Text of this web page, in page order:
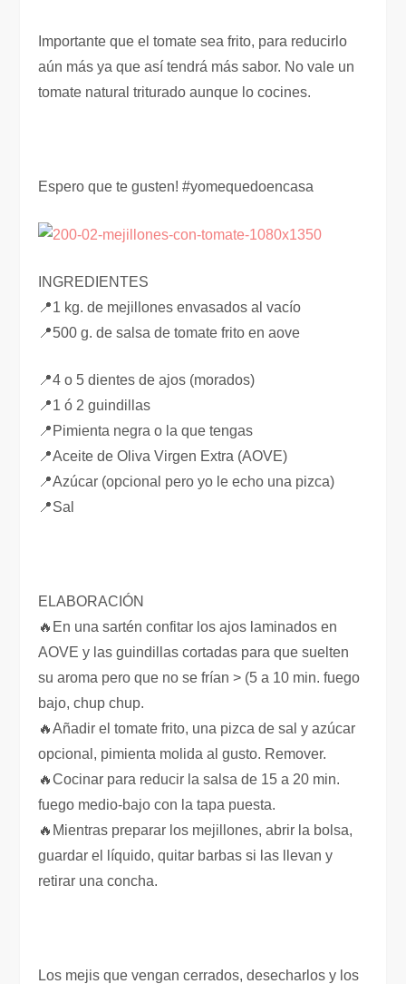
Importante que el tomate sea frito, para reducirlo
aún más ya que así tendrá más sabor. No vale un
tomate natural triturado aunque lo cocines.
Espero que te gusten! #yomequedoencasa
INGREDIENTES
📍1 kg. de mejillones envasados al vacío
📍500 g. de salsa de tomate frito en aove
📍4 o 5 dientes de ajos (morados)
📍1 ó 2 guindillas
📍Pimienta negra o la que tengas
📍Aceite de Oliva Virgen Extra (AOVE)
📍Azúcar (opcional pero yo le echo una pizca)
📍Sal
ELABORACIÓN
🔥En una sartén confitar los ajos laminados en
AOVE y las guindillas cortadas para que suelten
su aroma pero que no se frían > (5 a 10 min. fuego
bajo, chup chup.
🔥Añadir el tomate frito, una pizca de sal y azúcar
opcional, pimienta molida al gusto. Remover.
🔥Cocinar para reducir la salsa de 15 a 20 min.
fuego medio-bajo con la tapa puesta.
🔥Mientras preparar los mejillones, abrir la bolsa,
guardar el líquido, quitar barbas si las llevan y
retirar una concha.
Los mejis que vengan cerrados, desecharlos y los